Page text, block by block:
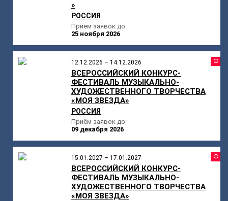
»
РОССИЯ
Приём заявок до:
25 ноября 2026
12.12.2026 – 14.12.2026
ВСЕРОССИЙСКИЙ КОНКУРС-
ФЕСТИВАЛЬ МУЗЫКАЛЬНО-
ХУДОЖЕСТВЕННОГО ТВОРЧЕСТВА
«МОЯ ЗВЕЗДА»
РОССИЯ
Приём заявок до:
09 декабря 2026
15.01.2027 – 17.01.2027
ВСЕРОССИЙСКИЙ КОНКУРС-
ФЕСТИВАЛЬ МУЗЫКАЛЬНО-
ХУДОЖЕСТВЕННОГО ТВОРЧЕСТВА
«МОЯ ЗВЕЗДА»